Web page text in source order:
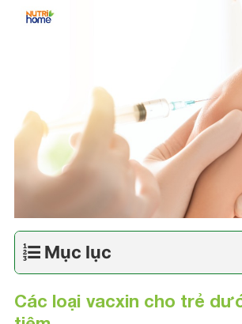
Mục lục
Các loại vacxin cho trẻ